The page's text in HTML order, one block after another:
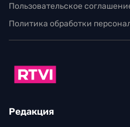
Пользовательское
Политика обработки
Редакция